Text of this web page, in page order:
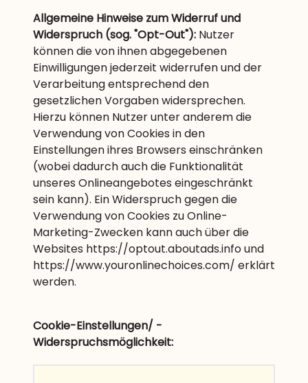
Allgemeine Hinweise zum Widerruf und
Widerspruch (sog. "Opt-Out"): Nutzer
können die von ihnen abgegebenen
Einwilligungen jederzeit widerrufen und der
Verarbeitung entsprechend den
gesetzlichen Vorgaben widersprechen.
Hierzu können Nutzer unter anderem die
Verwendung von Cookies in den
Einstellungen ihres Browsers einschränken
(wobei dadurch auch die Funktionalität
unseres Onlineangebotes eingeschränkt
sein kann). Ein Widerspruch gegen die
Verwendung von Cookies zu Online-
Marketing-Zwecken kann auch über die
Websites https://optout.aboutads.infound
https://www.youronlinechoices.com/ erklärt
werden.
Cookie-Einstellungen/ -
Widerspruchsmöglichkeit: